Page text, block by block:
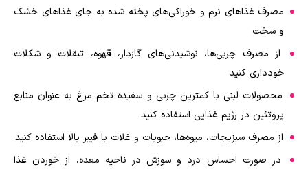
مصرف غذاهای نرم و خوراکی‌های پخته شده به جای غذاهای خشک
و سخت
از مصرف چربی‌ها، نوشیدنی‌های گازدار، قهوه، تنقلات و شکلات
خودداری کنید
محصولات لبنی با کمترین چربی و سفیده تخم مرغ به عنوان منابع
پروتئین در رژیم غذایی استفاده کنید
از مصرف سبزیجات، میوه‌ها، حبوبات و غلات با فیبر بالا استفاده کنید
در صورت احساس درد و سوزش در ناحیه معده، از خوردن غذا